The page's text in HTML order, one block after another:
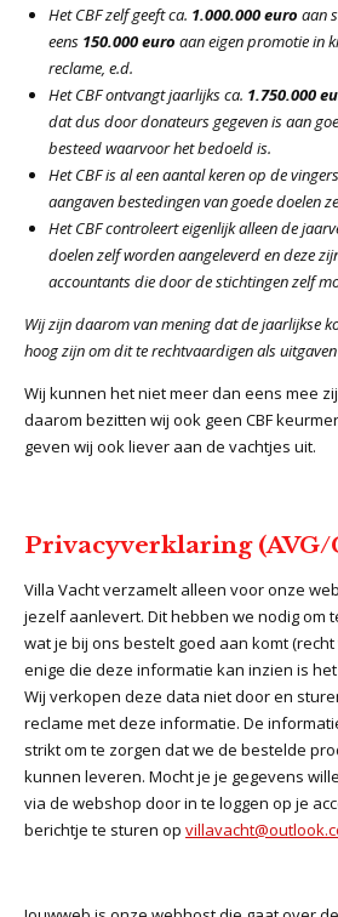
Het CBF zelf geeft ca. 1.000.000 euro aan
eens 150.000 euro aan eigen promotie in
reclame, e.d.
Het CBF ontvangt jaarlijks ca. 1.750.000
dat dus door donateurs gegeven is aan
besteed waarvoor het bedoeld is.
Het CBF is al een aantal keren op de
aangaven bestedingen van goede doelen
Het CBF controleert eigenlijk alleen de
doelen zelf worden aangeleverd en deze
accountants die door de stichtingen zelf
Wij zijn daarom van mening dat de jaarlijkse
hoog zijn om dit te rechtvaardigen als
Wij kunnen het niet meer dan eens mee
daarom bezitten wij ook geen CBF
geven wij ook liever aan de vachtjes uit.
Privacyverklaring (AVG/
Villa Vacht verzamelt alleen voor onze
jezelf aanlevert. Dit hebben we nodig om
wat je bij ons bestelt goed aan komt
enige die deze informatie kan inzien is
Wij verkopen deze data niet door en
reclame met deze informatie. De
strikt om te zorgen dat we de bestelde
kunnen leveren. Mocht je je gegevens
via de webshop door in te loggen op je
berichtje te sturen op